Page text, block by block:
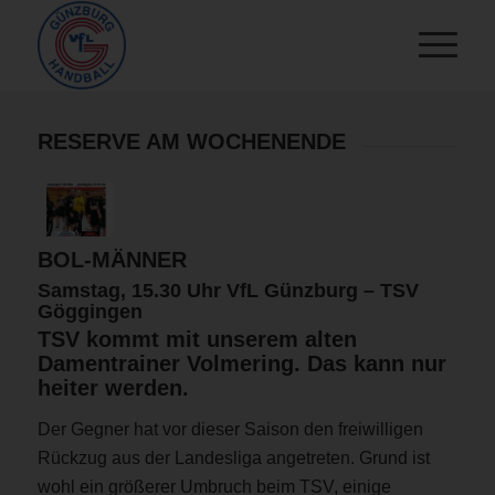
RESERVE AM WOCHENENDE
BOL-MÄNNER
Samstag, 15.30 Uhr VfL Günzburg – TSV
Göggingen
TSV kommt mit unserem alten
Damentrainer Volmering. Das kann nur
heiter werden.
Der Gegner hat vor dieser Saison den freiwilligen
Rückzug aus der Landesliga angetreten. Grund ist
wohl ein größerer Umbruch beim TSV, einige